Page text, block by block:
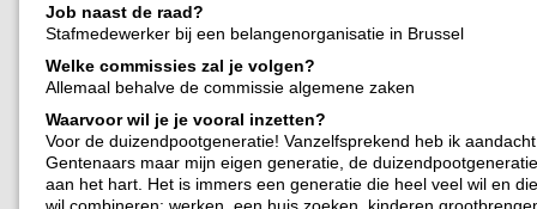
Job naast de raad?
Stafmedewerker bij een belangenorganisatie in Brussel
Welke commissies zal je volgen?
Allemaal behalve de commissie algemene zaken
Waarvoor wil je je vooral inzetten?
Voor de duizendpootgeneratie! Vanzelfsprekend heb ik
Gentenaars maar mijn eigen generatie, de
aan het hart. Het is immers een generatie die heel veel wil en